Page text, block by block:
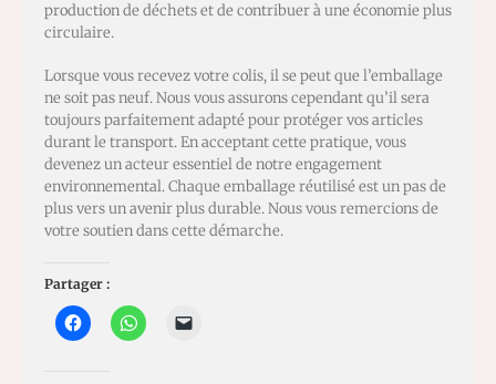
production de déchets et de contribuer à une économie plus
circulaire.
Lorsque vous recevez votre colis, il se peut que l’emballage
ne soit pas neuf. Nous vous assurons cependant qu’il sera
toujours parfaitement adapté pour protéger vos articles
durant le transport. En acceptant cette pratique, vous
devenez un acteur essentiel de notre engagement
environnemental. Chaque emballage réutilisé est un pas de
plus vers un avenir plus durable. Nous vous remercions de
votre soutien dans cette démarche.
Partager :